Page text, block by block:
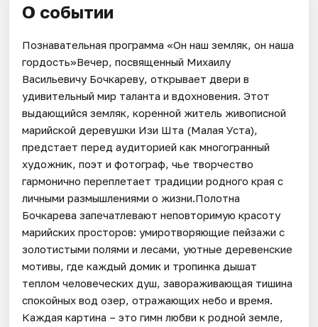
О событии
Познавательная программа «Он наш земляк, он наша
гордость»Вечер, посвященный Михаилу
Васильевичу Бочкареву, открывает двери в
удивительный мир таланта и вдохновения. Этот
выдающийся земляк, коренной житель живописной
марийской деревушки Изи Шта (Малая Уста),
предстает перед аудиторией как многогранный
художник, поэт и фотограф, чье творчество
гармонично переплетает традиции родного края с
личными размышлениями о жизни.Полотна
Бочкарева запечатлевают неповторимую красоту
марийских просторов: умиротворяющие пейзажи с
золотистыми полями и лесами, уютные деревенские
мотивы, где каждый домик и тропинка дышат
теплом человеческих душ, завораживающая тишина
спокойных вод озер, отражающих небо и время.
Каждая картина – это гимн любви к родной земле,